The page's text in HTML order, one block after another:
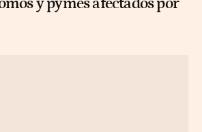
y pymes afectados por